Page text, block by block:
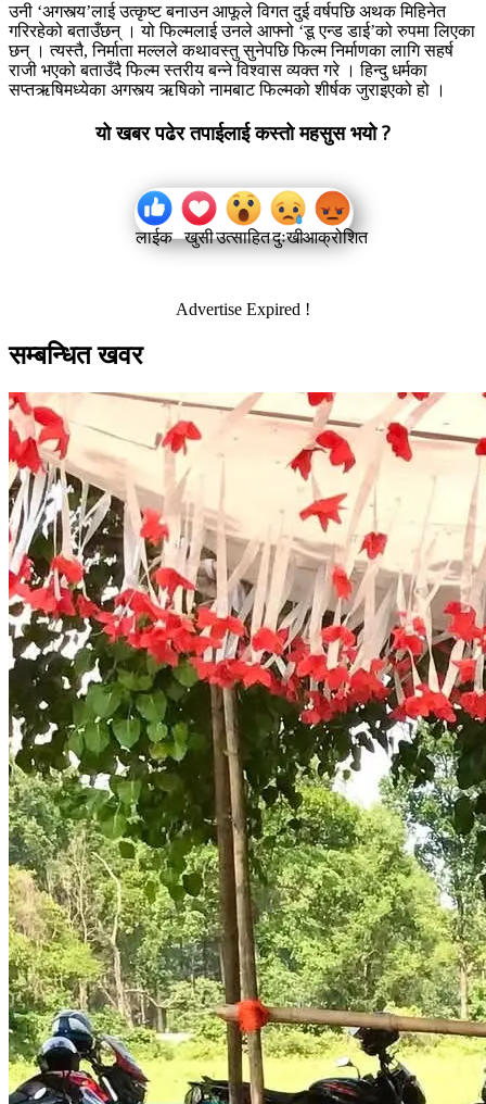
उनी ‘अगस्त्य’लाई उत्कृष्ट बनाउन आफूले विगत दुई वर्षपछि अथक मिहिनेत
गरिरहेको बताउँछन् । यो फिल्मलाई उनले आफ्नो ‘डू एन्ड डाई’को रुपमा लिएका
छन् । त्यस्तै, निर्माता मल्लले कथावस्तु सुनेपछि फिल्म निर्माणका लागि सहर्ष
राजी भएको बताउँदै फिल्म स्तरीय बन्ने विश्वास व्यक्त गरे । हिन्दु धर्मका
सप्तऋषिमध्येका अगस्त्य ऋषिको नामबाट फिल्मको शीर्षक जुराइएको हो ।
यो खबर पढेर तपाईलाई कस्तो महसुस भयो ?
लाईक खुसीउत्साहितदुःखीआक्रोशित
Advertise Expired !
सम्बन्धित खवर